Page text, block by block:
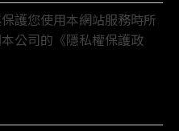
護您使用本網站服務時所
公司的《隱私權保護政